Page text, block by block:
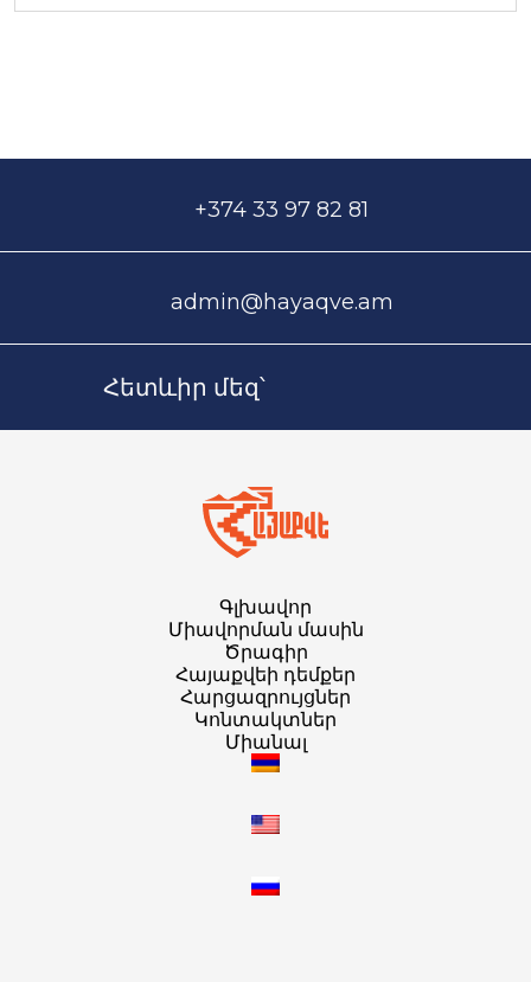
+374 33 97 82 81
admin@hayaqve.am
Հետևիր մեզ՝
Գլխավոր
Միավորման մասին
Ծրագիր
Հայաքվեի դեմքեր
Հարցազրույցներ
Կոնտակտներ
Միանալ